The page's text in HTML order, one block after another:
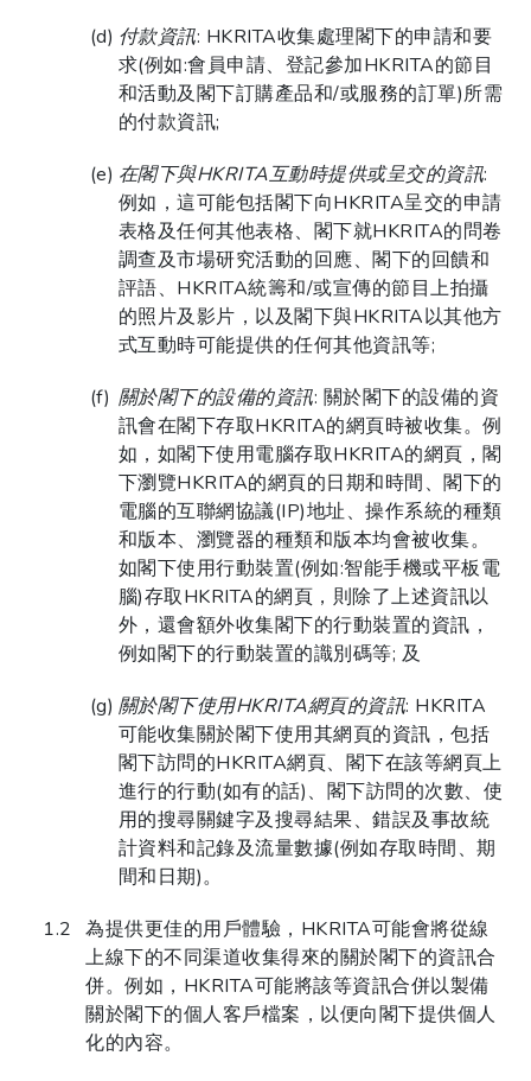
付款資訊: HKRITA收集處理閣下的申請和要
求(例如:會員申請、登記參加HKRITA的節目
和活動及閣下訂購產品和/或服務的訂單)所需
的付款資訊;
在閣下與HKRITA互動時提供或呈交的資訊:
例如，這可能包括閣下向HKRITA呈交的申請
表格及任何其他表格、閣下就HKRITA的問卷
調查及市場研究活動的回應、閣下的回饋和
評語、HKRITA統籌和/或宣傳的節目上拍攝
的照片及影片，以及閣下與HKRITA以其他方
式互動時可能提供的任何其他資訊等;
關於閣下的設備的資訊: 關於閣下的設備的資
訊會在閣下存取HKRITA的網頁時被收集。例
如，如閣下使用電腦存取HKRITA的網頁，閣
下瀏覽HKRITA的網頁的日期和時間、閣下的
電腦的互聯網協議(IP)地址、操作系統的種類
和版本、瀏覽器的種類和版本均會被收集。
如閣下使用行動裝置(例如:智能手機或平板電
腦)存取HKRITA的網頁，則除了上述資訊以
外，還會額外收集閣下的行動裝置的資訊，
例如閣下的行動裝置的識別碼等; 及
關於閣下使用HKRITA網頁的資訊: HKRITA
可能收集關於閣下使用其網頁的資訊，包括
閣下訪問的HKRITA網頁、閣下在該等網頁上
進行的行動(如有的話)、閣下訪問的次數、使
用的搜尋關鍵字及搜尋結果、錯誤及事故統
計資料和記錄及流量數據(例如存取時間、期
間和日期)。
為提供更佳的用戶體驗，HKRITA可能會將從線
上線下的不同渠道收集得來的關於閣下的資訊合
併。例如，HKRITA可能將該等資訊合併以製備
關於閣下的個人客戶檔案，以便向閣下提供個人
化的內容。